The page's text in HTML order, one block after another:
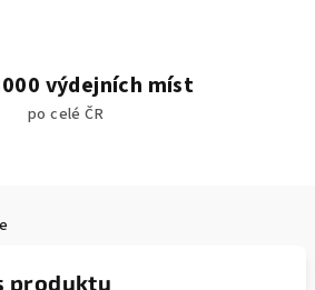
výdejních míst
po celé ČR
produktu